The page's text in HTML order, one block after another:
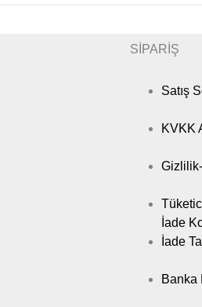
SİPARİŞ
Satış
KVKK
İade
İade
Banka